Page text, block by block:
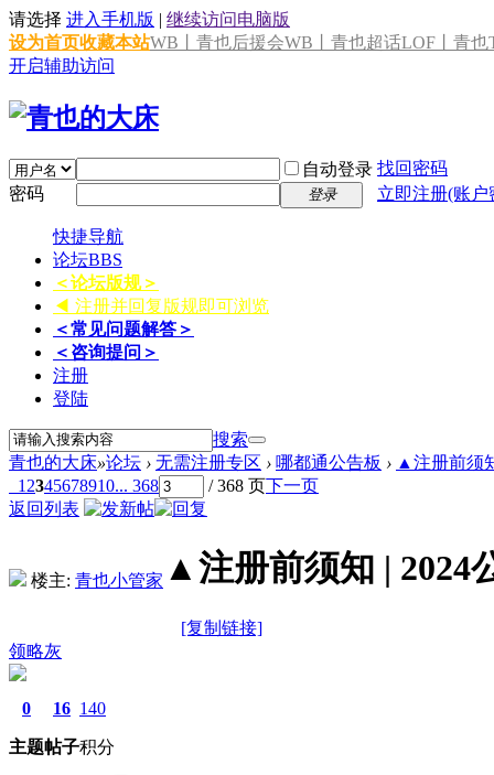
请选择 进入手机版 | 继续访问电脑版
设为首页收藏本站WB丨青也后援会WB丨青也超话LOF丨青也
开启辅助访问
自动登录 找回密码
密码
登录 立即注册(账
快捷导航
论坛BBS
＜论坛版规＞
◀ 注册并回复版规即可浏览
＜常见问题解答＞
＜咨询提问＞
注册
登陆
搜索
青也的大床»论坛 › 无需注册专区 › 哪都通公告板 › ▲注册前须
1 2345678910... 368 / 368 页下一页
返回列表
楼主: 青也小管家 ▲注册前须知 | 2024
[复制链接]
领略灰
0
主题
16
帖子
140
积分